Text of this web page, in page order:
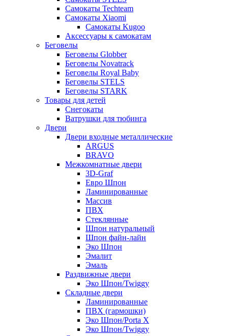
Самокаты Techteam
Самокаты Xiaomi
Самокаты Kugoo
Аксессуары к самокатам
Беговелы
Беговелы Globber
Беговелы Novatrack
Беговелы Royal Baby
Беговелы STELS
Беговелы STARK
Товары для детей
Снегокаты
Ватрушки для тюбинга
Двери
Двери входные металлические
ARGUS
BRAVO
Межкомнатные двери
3D-Graf
Евро Шпон
Ламинированные
Массив
ПВХ
Стеклянные
Шпон натуральный
Шпон файн-лайн
Эко Шпон
Эмалит
Эмаль
Раздвижные двери
Эко Шпон/Twiggy
Складные двери
Ламинированные
ПВХ (гармошки)
Эко Шпон/Porta X
Эко Шпон/Twiggy